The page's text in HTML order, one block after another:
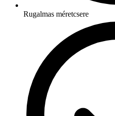
Rugalmas méretcsere